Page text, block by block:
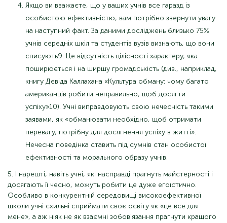
Якщо ви вважаєте, що у ваших учнів все гаразд із
особистою ефективністю, вам потрібно звернути увагу
на наступний факт. За даними досліджень близько 75%
учнів середніх шкіл та студентів вузів визнають, що вони
списують9. Це відсутність цілісності характеру, яка
поширюється і на ширшу громадськість (див., наприклад,
книгу Девіда Каллахана «Культура обману: чому багато
американців робити неправильно, щоб досягти
успіху»10). Учні виправдовують свою нечесність такими
заявами, як «обманювати необхідно, щоб отримати
перевагу, потрібну для досягнення успіху в житті».
Нечесна поведінка ставить під сумнів стан особистої
ефективності та морального образу учнів.
5. І нарешті, навіть учні, які насправді прагнуть майстерності і
досягають її чесно, можуть робити це дуже егоїстично.
Особливо в конкурентній середовищі високоефективної
школи учні схильні сприймати своє освіту як «це все для
мене», а аж ніяк не як взаємні зобов'язання прагнути кращого